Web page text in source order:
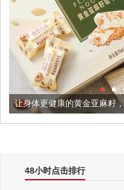
黄金亚麻籽，我们把它加到了
48小时点击排行